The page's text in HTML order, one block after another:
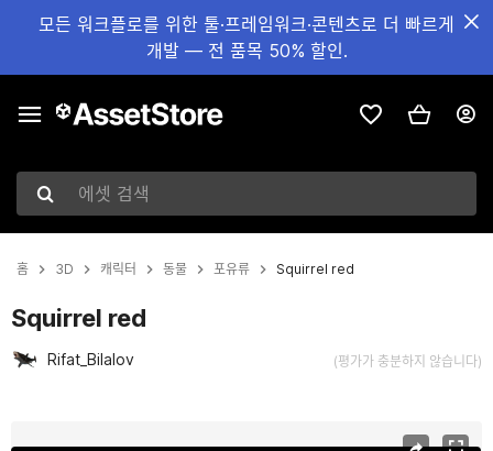
모든 워크플로를 위한 툴·프레임워크·콘텐츠로 더 빠르게
개발 — 전 품목 50% 할인.
에셋 검색
홈 3D 캐릭터 동물 포유류 Squirrel red
Squirrel red
Rifat_Bilalov (평가가 충분하지 않습니다)